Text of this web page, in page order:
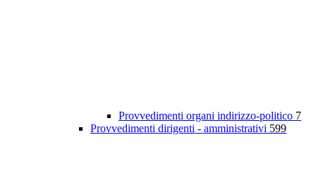
Provvedimenti organi indirizzo-politico 7
Provvedimenti dirigenti - amministrativi 599